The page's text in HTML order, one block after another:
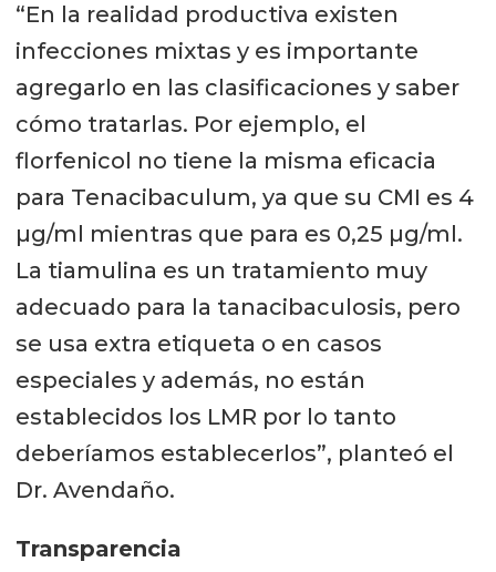
“En la realidad productiva existen
infecciones mixtas y es importante
agregarlo en las clasificaciones y saber
cómo tratarlas. Por ejemplo, el
florfenicol no tiene la misma eficacia
para Tenacibaculum, ya que su CMI es 4
µg/ml mientras que para es 0,25 µg/ml.
La tiamulina es un tratamiento muy
adecuado para la tanacibaculosis, pero
se usa extra etiqueta o en casos
especiales y además, no están
establecidos los LMR por lo tanto
deberíamos establecerlos”, planteó el
Dr. Avendaño.
Transparencia